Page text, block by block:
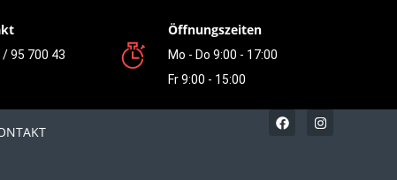
95 700 43
Öffnungszeiten
Mo - Do 9:00 - 17:00
Fr 9:00 - 15:00